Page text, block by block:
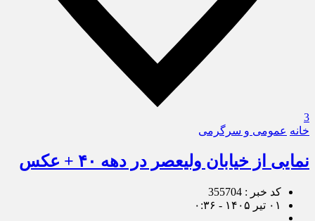
3
خانه عمومی و سرگرمی
نمایی از خیابان ولیعصر در دهه ۴۰ + عکس
کد خبر : 355704
۰۱ تیر ۱۴۰۵ - ۰:۳۶